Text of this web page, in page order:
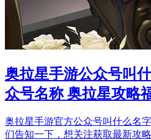
奥拉星手游公众号叫
众号名称 奥拉星攻略
奥拉星手游官方公众号叫什么名
们告知一下，想关注获取最新攻略